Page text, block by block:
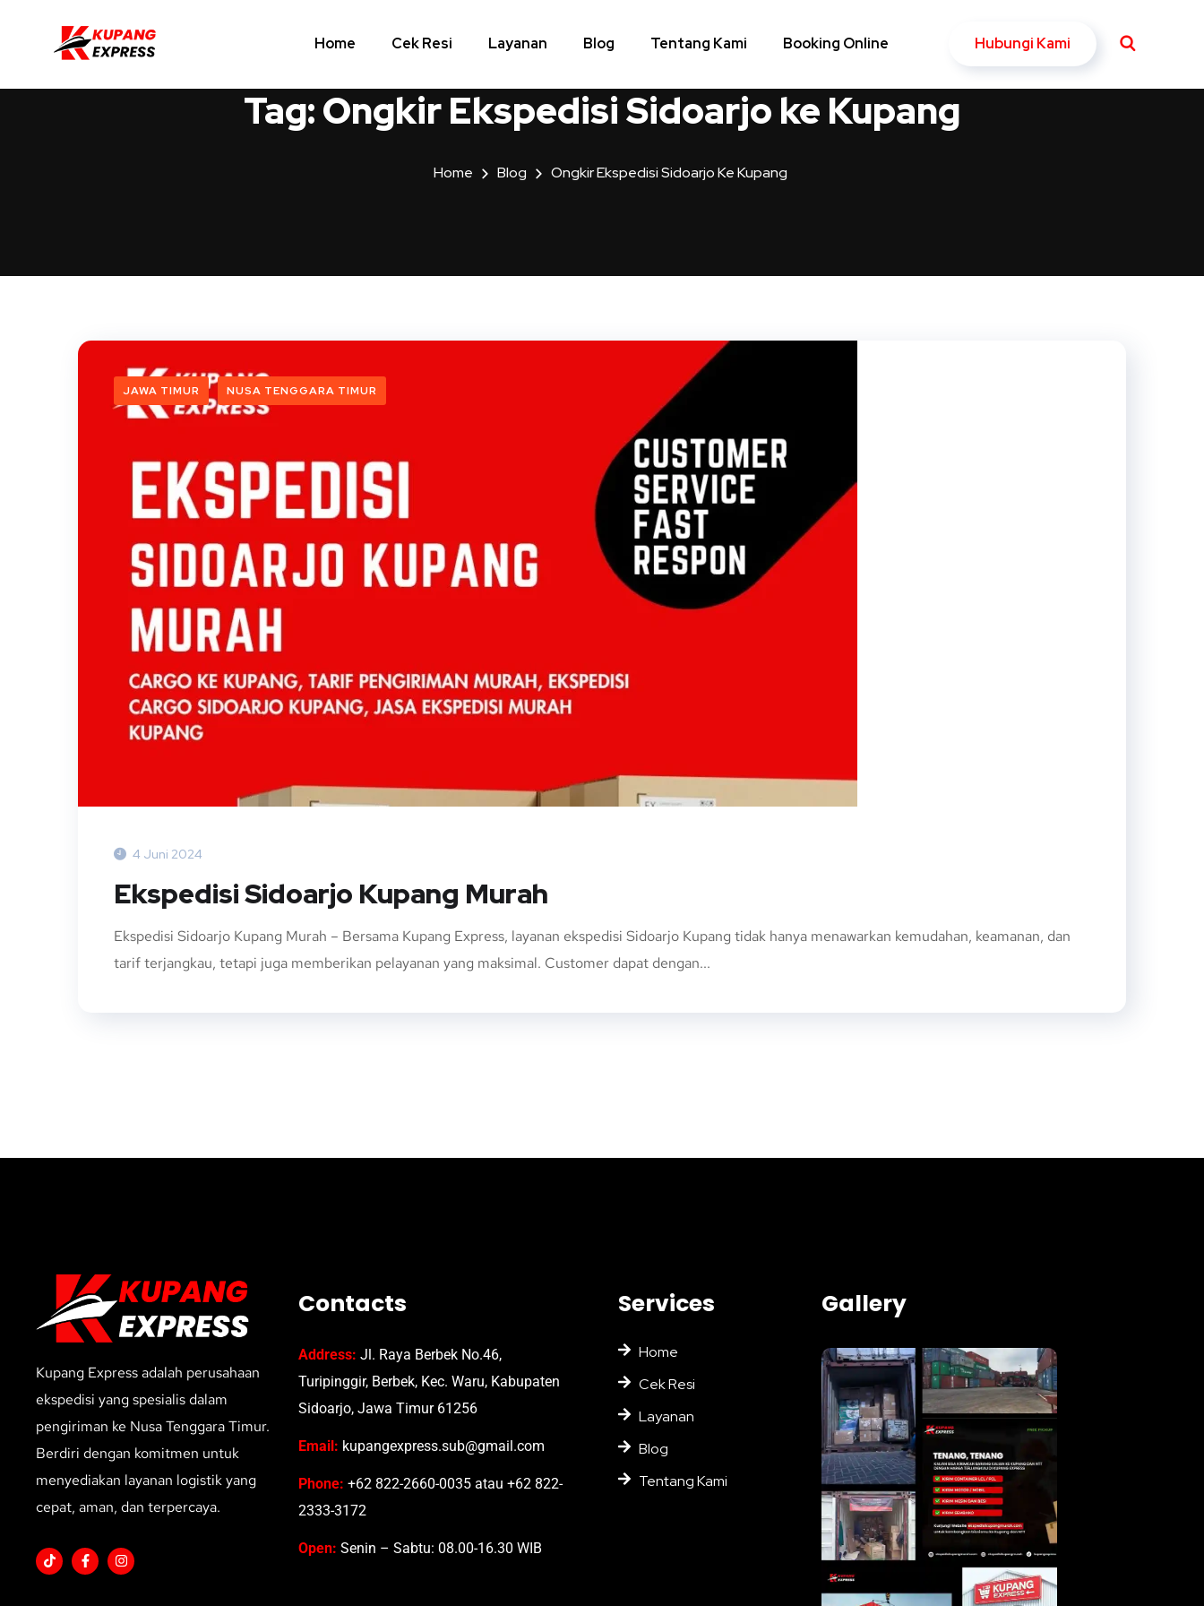
Home Cek Resi Layanan Blog Tentang Kami Booking Online Hubungi Kami
Tag:Ongkir Ekspedisi Sidoarjo ke Kupang
Home Blog Ongkir Ekspedisi Sidoarjo Ke Kupang
JAWA TIMUR NUSA TENGGARA TIMUR
4 Juni 2024
Ekspedisi Sidoarjo Kupang Murah
Ekspedisi Sidoarjo Kupang Murah – Bersama Kupang Express, layanan ekspedisi Sidoarjo Kupang tidak hanya menawarkan kemudahan, keamanan, dan
tarif terjangkau, tetapi juga memberikan pelayanan yang maksimal. Customer dapat dengan...
Kupang Express adalah perusahaan
ekspedisi yang spesialis dalam
pengiriman ke Nusa Tenggara Timur.
Berdiri dengan komitmen untuk
menyediakan layanan logistik yang
cepat, aman, dan terpercaya.
Contacts
Address: Jl. Raya Berbek No.46,
Turipinggir, Berbek, Kec. Waru, Kabupaten
Sidoarjo, Jawa Timur 61256
Email: kupangexpress.sub@gmail.com
Phone: +62 822-2660-0035 atau +62 822-
2333-3172
Open: Senin – Sabtu: 08.00-16.30 WIB
Services
Home
Cek Resi
Layanan
Blog
Tentang Kami
Gallery